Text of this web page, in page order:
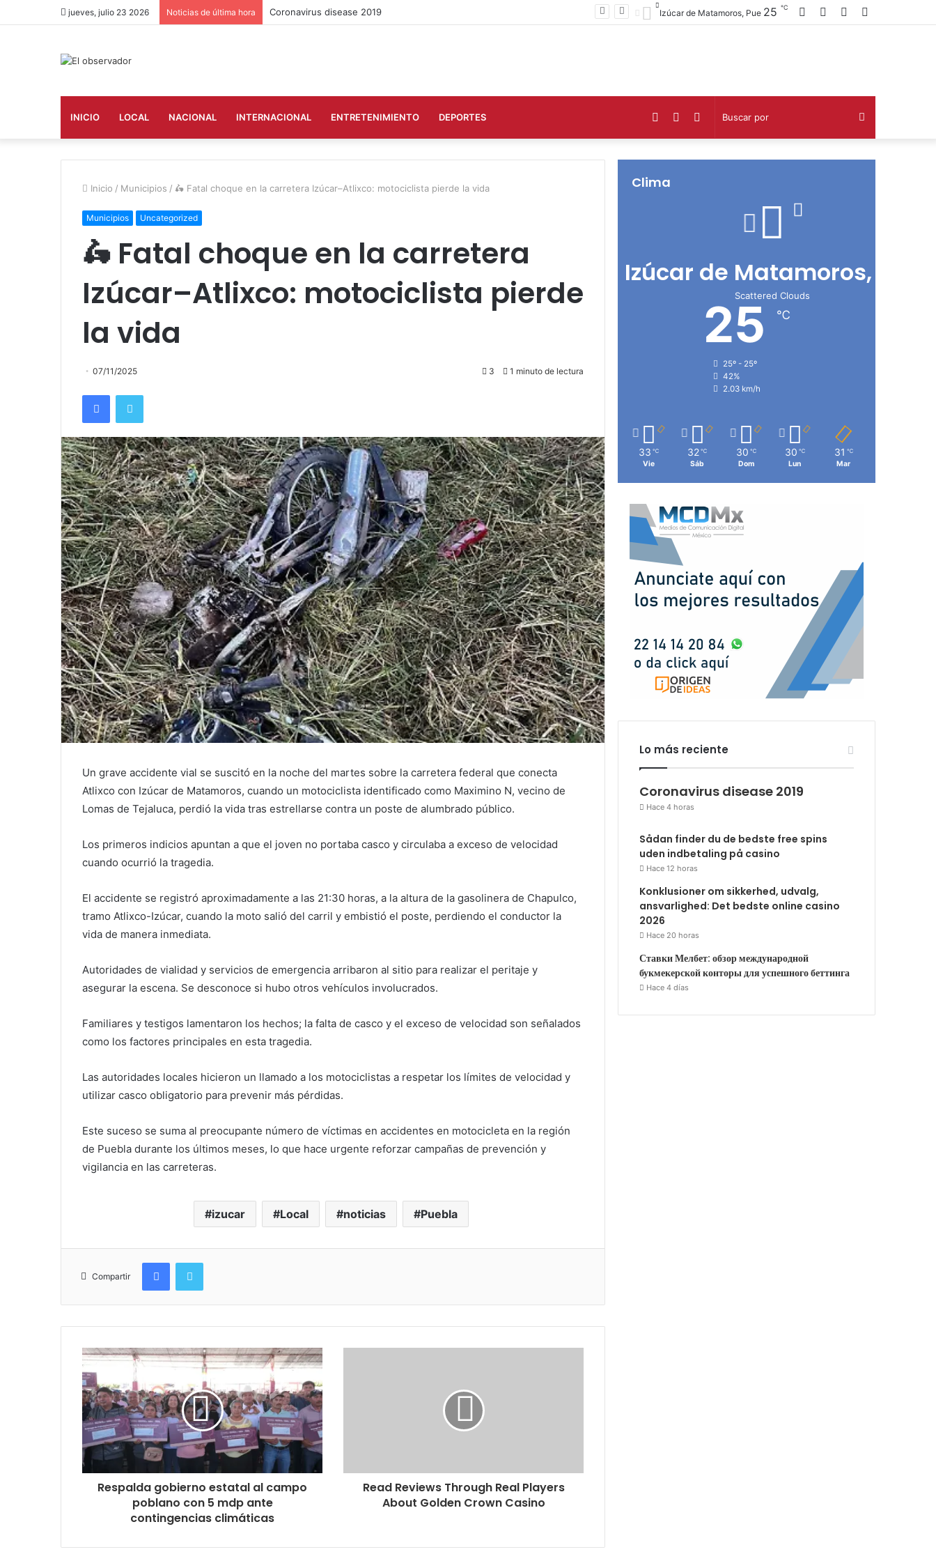
jueves, julio 23 2026 Noticias de última hora Coronavirus disease 2019 Telegram
Twitter
Facebook
Izúcar de Matamoros, Pue 25 ℃
INICIO LOCAL NACIONAL INTERNACIONAL ENTRETENIMIENTO DEPORTES Buscar
por
Telegram
Twitter
Facebook
Inicio / Municipios / 🛵 Fatal choque en la carretera Izúcar–Atlixco: motociclista pierde la vida
Municipios Uncategorized
🛵 Fatal choque en la carretera
Izúcar–Atlixco: motociclista pierde
la vida
07/11/2025 3 1 minuto de lectura
FacebookTwitter
Un grave accidente vial se suscitó en la noche del martes sobre la carretera federal que conecta
Atlixco con Izúcar de Matamoros, cuando un motociclista identificado como Maximino N, vecino de
Lomas de Tejaluca, perdió la vida tras estrellarse contra un poste de alumbrado público.
Los primeros indicios apuntan a que el joven no portaba casco y circulaba a exceso de velocidad
cuando ocurrió la tragedia.
El accidente se registró aproximadamente a las 21:30 horas, a la altura de la gasolinera de Chapulco,
tramo Atlixco-Izúcar, cuando la moto salió del carril y embistió el poste, perdiendo el conductor la
vida de manera inmediata.
Autoridades de vialidad y servicios de emergencia arribaron al sitio para realizar el peritaje y
asegurar la escena. Se desconoce si hubo otros vehículos involucrados.
Familiares y testigos lamentaron los hechos; la falta de casco y el exceso de velocidad son señalados
como los factores principales en esta tragedia.
Las autoridades locales hicieron un llamado a los motociclistas a respetar los límites de velocidad y
utilizar casco obligatorio para prevenir más pérdidas.
Este suceso se suma al preocupante número de víctimas en accidentes en motocicleta en la región
de Puebla durante los últimos meses, lo que hace urgente reforzar campañas de prevención y
vigilancia en las carreteras.
izucar Local noticias Puebla
Compartir
FacebookTwitter
Respalda gobierno estatal al campo
poblano con 5 mdp ante
contingencias climáticas
Read Reviews Through Real Players
About Golden Crown Casino
Clima
Izúcar de Matamoros, Pue
Scattered Clouds
25 ℃
25º - 25º
42%
2.03 km/h
33 ℃
Vie
32 ℃
Sáb
30 ℃
Dom
30 ℃
Lun
31 ℃
Mar
Lo más reciente
Coronavirus disease 2019
Hace 4 horas
Sådan finder du de bedste free spins
uden indbetaling på casino
Hace 12 horas
Konklusioner om sikkerhed, udvalg,
ansvarlighed: Det bedste online casino
2026
Hace 20 horas
Ставки Мелбет: обзор международной
букмекерской конторы для успешного беттинга
Hace 4 días